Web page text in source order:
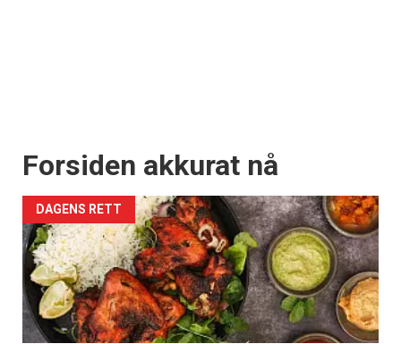
Forsiden akkurat nå
DAGENS RETT